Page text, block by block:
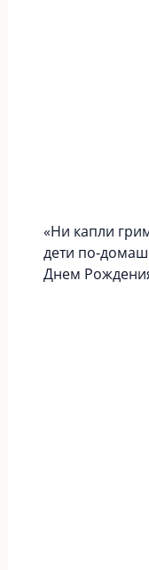
«Ни капли
дети по-
Днем